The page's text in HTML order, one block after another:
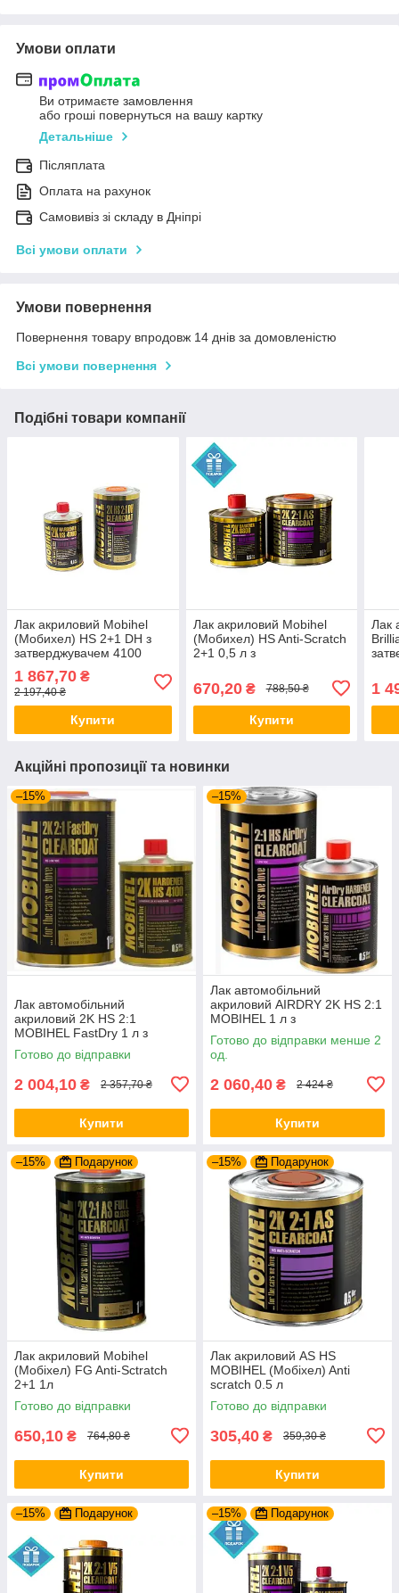
Умови оплати
Ви отримаєте замовлення
або гроші повернуться на вашу картку
Детальніше
Післяплата
Оплата на рахунок
Самовивіз зі складу в Дніпрі
Всі умови оплати
Умови повернення
Повернення товару впродовж 14 днів за домовленістю
Всі умови повернення
Подібні товари компанії
Лак акриловий Mobihel
(Мобихел) HS 2+1 DH з
затверджувачем 4100
1 867,70 ₴
2 197,40 ₴
Купити
Лак акриловий Mobihel
(Мобихел) HS Anti-Scratch
2+1 0,5 л з
л
670,20₴ 788,50 ₴
Купити
Лак
1
Акційні пропозиції та новинки
–15%
Лак автомобільний
акриловий 2K HS 2:1
MOBIHEL FastDry 1 л з
затверджувачем 4100 0,5 л
Готово до відправки
2 004,10 ₴ 2 357,70 ₴
Купити
–15%
Лак автомобільний
акриловий AIRDRY 2K HS 2:1
MOBIHEL 1 л з
затверджувачем 500 мл
Готово до відправки менше 2
од.
2 060,40 ₴ 2 424 ₴
Купити
–15% Подарунок
Лак акриловий Mobihel
(Мобіхел) FG Anti-Sctratch
2+1 1л
Готово до відправки
650,10 ₴ 764,80 ₴
Купити
–15% Подарунок
Лак акриловий AS HS
MOBIHEL (Мобіхел) Anti
scratch 0.5 л
Готово до відправки
305,40 ₴ 359,30 ₴
Купити
–15% Подарунок –15% Подарунок